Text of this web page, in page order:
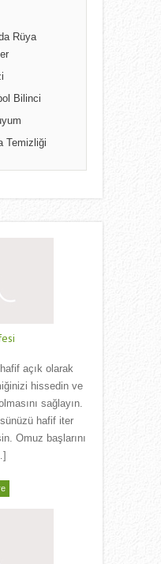
Rüya
Bilinci
Temizliği
açık olarak
hissedin ve
sağlayın.
hafif iter
Omuz başlarını